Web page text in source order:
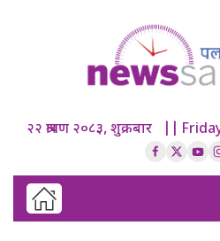
२२ श्रावण २०८३, शुक्रबार ||